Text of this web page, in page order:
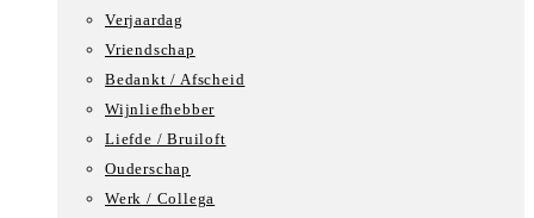
Verjaardag
Vriendschap
Bedankt / Afscheid
Wijnliefhebber
Liefde / Bruiloft
Ouderschap
Werk / Collega